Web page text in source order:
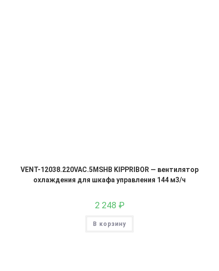
VENT-12038.220VAC.5MSHB KIPPRIBOR — вентилятор
охлаждения для шкафа управления 144 м3/ч
2 248 ₽
В корзину